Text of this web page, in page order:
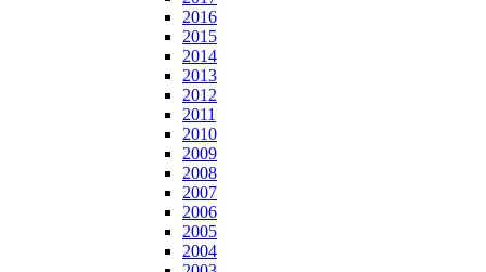
2016
2015
2014
2013
2012
2011
2010
2009
2008
2007
2006
2005
2004